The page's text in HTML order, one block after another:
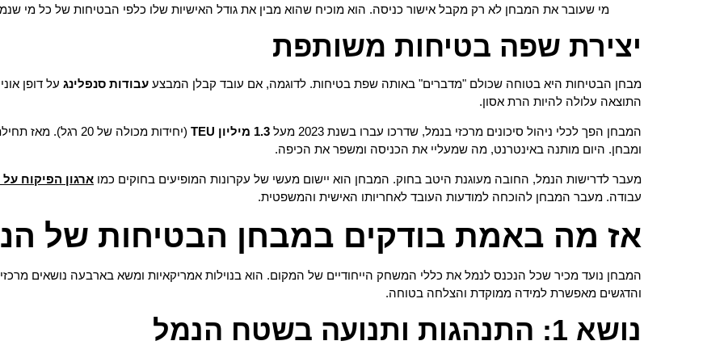
מי שעובר את המבחן לא רק מקבל אישור כניסה. הוא מוכיח שהוא מבין את גודל האישיות שלו כלפי הבטיחות של כל מי
יצירת שפה בטיחות משותפת
מבחן הבטיחות היא בטוחה שכולם "מדברים" באותה שפת בטיחות. לדוגמה, אם עובד קבלן המבצע עבודות סנפלינג על דופן
התוצאה עלולה להיות הרת אסון.
המבחן הפך לכלי ניהול סיכונים מרכזי בנמל, שדרכו עברו בשנת 2023 מעל
1.3 מיליון TEU
ומבחן. היום מותנה באינטרנט, מה שמעליי את הכניסה ומשפר את הכיפה.
מעבר לדרישות הנמל, החובה מעוגנת היטב בחוק. המבחן הוא יישום מעשי של עקרונות המופיעים בחוקים כמו ארגון הפיקוח
עבודה. מעבר המבחן להוכחה למודעות העובד לאחריותו האישית והמשפטית.
אז מה באמת בודקים במבחן הבטיחות של
המבחן נועד מכיר שכל הנכנס לנמל את כללי המשחק הייחודיים של המקום. הוא בנוילות אמריקאיות ומשא בארבעה נושאים
והדגשים מאפשרת למידה ממוקדת והצלחה בטוחה.
נושא 1: התנהגות ותנועה בשטח הנמל